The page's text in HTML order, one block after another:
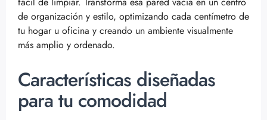
de organización y estilo, optimizando cada centímetro de
tu hogar u oficina y creando un ambiente visualmente
más amplio y ordenado.
Características diseñadas
para tu comodidad